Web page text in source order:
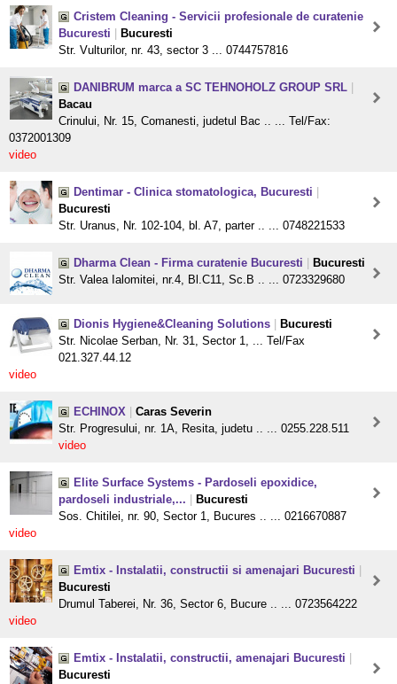
Cristem Cleaning - Servicii profesionale de curatenie
Bucuresti
Bucuresti
Str. Vulturilor, nr. 43, sector 3 ... 0744757816
DANIBRUM marca a SC TEHNOHOLZ GROUP SRL
Bacau
Crinului, Nr. 15, Comanesti, judetul Bac .. ... Tel/Fax:
0372001309
video
Dentimar - Clinica stomatologica, Bucuresti
Bucuresti
Str. Uranus, Nr. 102-104, bl. A7, parter .. ... 0748221533
Dharma Clean - Firma curatenie Bucuresti
Bucuresti
Str. Valea Ialomitei, nr.4, Bl.C11, Sc.B .. ... 0723329680
Dionis Hygiene&Cleaning Solutions
Bucuresti
Str. Nicolae Serban, Nr. 31, Sector 1, ... Tel/Fax
021.327.44.12
video
ECHINOX
Caras Severin
Str. Progresului, nr. 1A, Resita, judetu .. ... 0255.228.511
video
Elite Surface Systems - Pardoseli epoxidice,
pardoseli industriale,...
Bucuresti
Sos. Chitilei, nr. 90, Sector 1, Bucures .. ... 0216670887
video
Emtix - Instalatii, constructii si amenajari Bucuresti
Bucuresti
Drumul Taberei, Nr. 36, Sector 6, Bucure .. ... 0723564222
video
Emtix - Instalatii, constructii, amenajari Bucuresti
Bucuresti